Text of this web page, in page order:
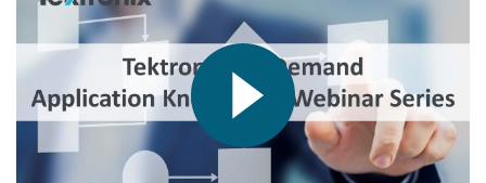
韓国語
繁體中文